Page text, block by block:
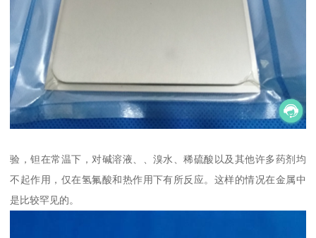
验，钽在常温下，对碱溶液、、溴水、稀硫酸以及其他许多药剂均
不起作用，仅在氢氟酸和热作用下有所反应。这样的情况在金属中
是比较罕见的。